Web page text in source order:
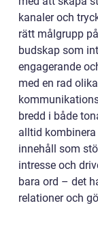
kanaler och
rätt målgrupp
budskap som
engagerande
med en rad
bredd i både
alltid
innehåll som
intresse och
bara ord – det
relationer och